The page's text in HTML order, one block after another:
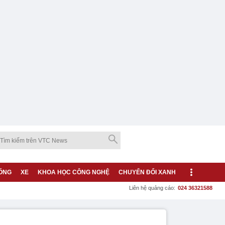
XE KHOA HỌC CÔNG NGHỆ CHUYỂN ĐỔI XANH
Liên hệ quảng cáo: 024 36321588